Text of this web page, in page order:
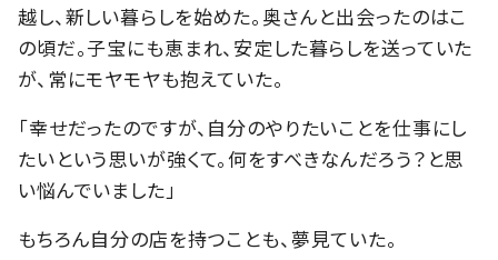
越し、新しい暮らしを始めた。奥さんと出会ったのはこ
の頃だ。子宝にも恵まれ、安定した暮らしを送っていた
が、常にモヤモヤも抱えていた。
「幸せだったのですが、自分のやりたいことを仕事にし
たいという思いが強くて。何をすべきなんだろう？と思
い悩んでいました」
もちろん自分の店を持つことも、夢見ていた。